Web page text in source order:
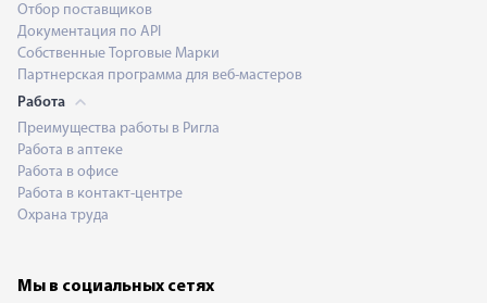
Отбор поставщиков
Документация по API
Собственные Торговые Марки
Партнерская программа для веб-мастеров
Работа
Преимущества работы в Ригла
Работа в аптеке
Работа в офисе
Работа в контакт-центре
Охрана труда
Мы в социальных сетях